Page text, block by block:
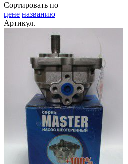
Сортировать по
цене названию
Артикул.